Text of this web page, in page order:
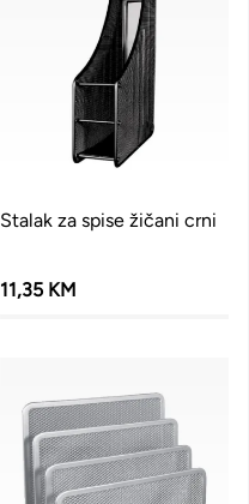
Stalak za spise žičani crni
11,35 KM